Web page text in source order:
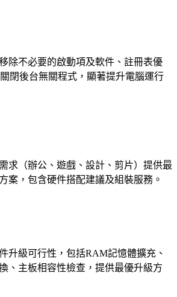
除不必要的啟動項及軟件、註冊表優
閉後台無關程式，顯著提升電腦運行
求（辦公、遊戲、設計、剪片）提供最
案，包含硬件搭配建議及組裝服務。
升級可行性，包括RAM記憶體擴充、
、主板相容性檢查，提供最優升級方